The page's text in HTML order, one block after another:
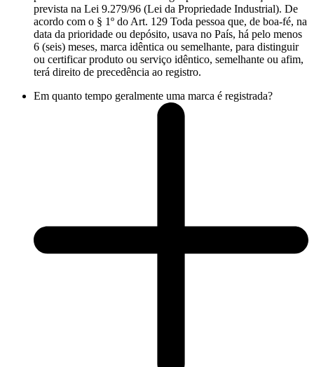
prevista na Lei 9.279/96 (Lei da Propriedade Industrial). De
acordo com o § 1º do Art. 129 Toda pessoa que, de boa-fé, na
data da prioridade ou depósito, usava no País, há pelo menos
6 (seis) meses, marca idêntica ou semelhante, para distinguir
ou certificar produto ou serviço idêntico, semelhante ou afim,
terá direito de precedência ao registro.
Em quanto tempo geralmente uma marca é registrada?